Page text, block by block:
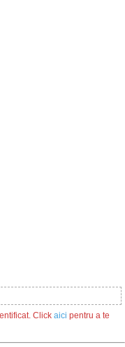
Click aici pentru a te